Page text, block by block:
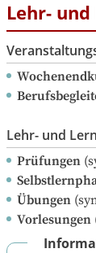
Lehr-
Lehr- und
Prüfungen
Übungen
Vorlesungen